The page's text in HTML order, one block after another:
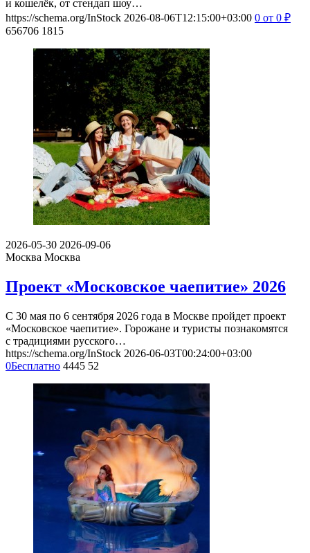
и кошелёк, от стендап шоу…
https://schema.org/InStock 2026-08-06T12:15:00+03:00 0 от 0 ₽
656706 1815
2026-05-30 2026-09-06
Москва Москва
Проект «Московское чаепитие» 2026
С 30 мая по 6 сентября 2026 года в Москве пройдет проект
«Московское чаепитие». Горожане и туристы познакомятся
с традициями русского…
https://schema.org/InStock 2026-06-03T00:24:00+03:00
0Бесплатно 4445 52